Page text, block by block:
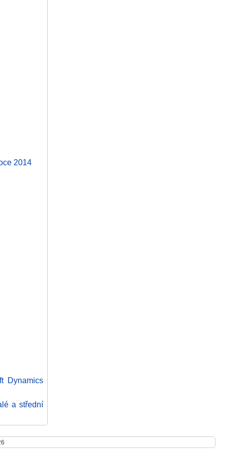
2014
Dynamics
a střední